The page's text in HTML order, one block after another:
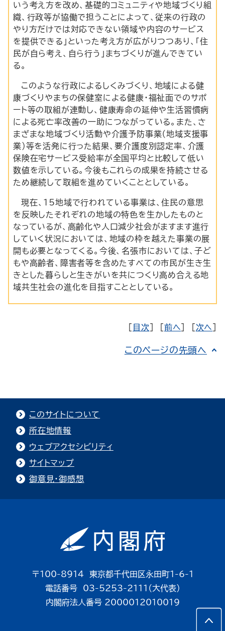
いう考え方を改め、基礎的コミュニティや地域づくり組
織、行政等が協働で担うことによって、従来の行政の
やり方だけでは対応できない領域や内容のサービス
を提供できる」といった考え方が広がりつつあり、「住
民が自ら考え、自ら行う」まちづくりが進んできてい
る。
このような行政によるしくみづくり、地域による健
康づくりやまちの保健室による健康・福祉面でのサポ
ート等の取組が連動し、健康寿命の延伸や生活習慣病
による死亡率改善の一助につながっている。また、さ
まざまな地域づくり活動や介護予防事業（地域支援事
業）等を活発に行った結果、要介護度別認定率、介護
保険在宅サービス受給率が全国平均と比較して低い
数値を示している。今後もこれらの成果を持続させる
ため継続して取組を進めていくこととしている。
現在、15地域で行われている事業は、住民の意思
を反映したそれぞれの地域の特色を生かしたものと
なっているが、高齢化や人口減少社会がますます進行
していく状況においては、地域の枠を越えた事業の展
開も必要となってくる。今後、名張市においては、子ど
もや高齢者、障害者等を含めたすべての市民が生き生
きとした暮らしと生きがいを共につくり高め合える地
域共生社会の進化を目指すこととしている。
目次 前へ 次へ
このページの先頭へ
このサイトについて
所在地情報
ウェブアクセシビリティ
サイトマップ
御意見・御感想
〒100-8914 東京都千代田区永田町1-6-1
電話番号 03-5253-2111（大代表）
内閣府法人番号 2000012010019